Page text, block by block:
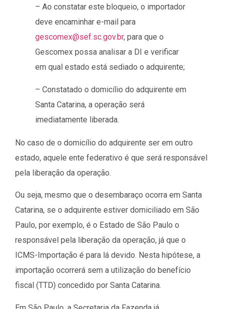
– Ao constatar este bloqueio, o importador
deve encaminhar e-mail para
gescomex@sef.sc.gov.br, para que o
Gescomex possa analisar a DI e verificar
em qual estado está sediado o adquirente;
– Constatado o domicílio do adquirente em
Santa Catarina, a operação será
imediatamente liberada.
No caso de o domicílio do adquirente ser em outro
estado, aquele ente federativo é que será responsável
pela liberação da operação.
Ou seja, mesmo que o desembaraço ocorra em Santa
Catarina, se o adquirente estiver domiciliado em São
Paulo, por exemplo, é o Estado de São Paulo o
responsável pela liberação da operação, já que o
ICMS-Importação é para lá devido. Nesta hipótese, a
importação ocorrerá sem a utilização do benefício
fiscal (TTD) concedido por Santa Catarina.